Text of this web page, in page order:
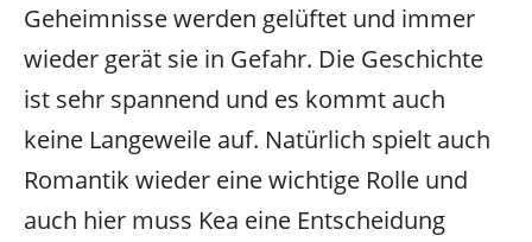
Geheimnisse werden gelüftet und immer
wieder gerät sie in Gefahr. Die Geschichte
ist sehr spannend und es kommt auch
keine Langeweile auf. Natürlich spielt auch
Romantik wieder eine wichtige Rolle und
auch hier muss Kea eine Entscheidung